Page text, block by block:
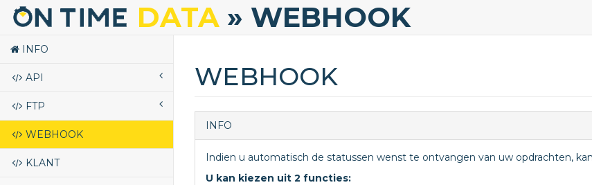
DATA » WEBHOOK
INFO
API
FTP
WEBHOOK
KLANT
WEBHOOK
INFO
Indien u automatisch de statussen wenst te ontvangen van uw opdrachten,
U kan kiezen uit 2 functies: